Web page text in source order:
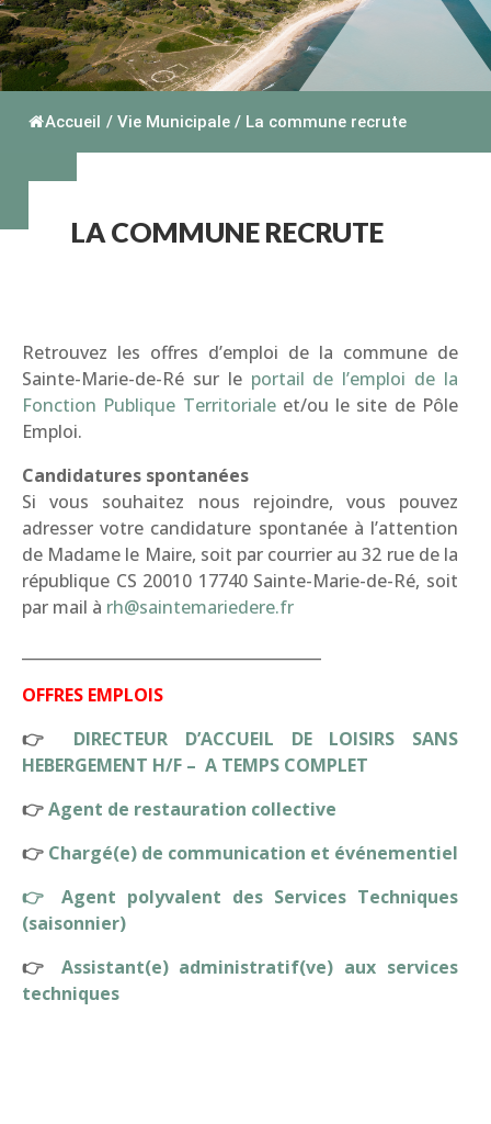
Accueil / Vie Municipale / La commune recrute
LA COMMUNE RECRUTE
Retrouvez les offres d’emploi de la commune de
Sainte-Marie-de-Ré sur le portail de l’emploi de la
Fonction Publique Territorialeet/ou le site de Pôle
Emploi.
Candidatures spontanées
Si vous souhaitez nous rejoindre, vous pouvez
adresser votre candidature spontanée à l’attention
de Madame le Maire, soit par courrier au 32 rue de la
république CS 20010 17740 Sainte-Marie-de-Ré, soit
par mail à rh@saintemariedere.fr
OFFRES EMPLOIS
👉
DIRECTEUR D’ACCUEIL DE LOISIRS SANS
HEBERGEMENT H/F – A TEMPS COMPLET
👉Agent de restauration collective
👉 Chargé(e) de communication et événementiel
👉 Agent polyvalent des Services Techniques
(saisonnier)
👉 Assistant(e) administratif(ve) aux services
techniques